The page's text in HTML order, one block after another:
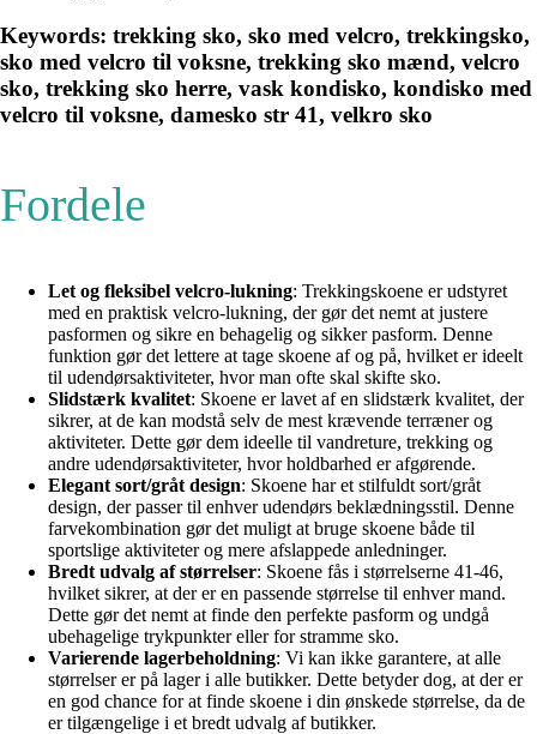
Keywords: trekking sko, sko med velcro, trekkingsko,
sko med velcro til voksne, trekking sko mænd, velcro
sko, trekking sko herre, vask kondisko, kondisko med
velcro til voksne, damesko str 41, velkro sko
Fordele
Let og fleksibel velcro-lukning: Trekkingskoene er udstyret
med en praktisk velcro-lukning, der gør det nemt at justere
pasformen og sikre en behagelig og sikker pasform. Denne
funktion gør det lettere at tage skoene af og på, hvilket er ideelt
til udendørsaktiviteter, hvor man ofte skal skifte sko.
Slidstærk kvalitet: Skoene er lavet af en slidstærk kvalitet, der
sikrer, at de kan modstå selv de mest krævende terræner og
aktiviteter. Dette gør dem ideelle til vandreture, trekking og
andre udendørsaktiviteter, hvor holdbarhed er afgørende.
Elegant sort/gråt design: Skoene har et stilfuldt sort/gråt
design, der passer til enhver udendørs beklædningsstil. Denne
farvekombination gør det muligt at bruge skoene både til
sportslige aktiviteter og mere afslappede anledninger.
Bredt udvalg af størrelser: Skoene fås i størrelserne 41-46,
hvilket sikrer, at der er en passende størrelse til enhver mand.
Dette gør det nemt at finde den perfekte pasform og undgå
ubehagelige trykpunkter eller for stramme sko.
Varierende lagerbeholdning: Vi kan ikke garantere, at alle
størrelser er på lager i alle butikker. Dette betyder dog, at der er
en god chance for at finde skoene i din ønskede størrelse, da de
er tilgængelige i et bredt udvalg af butikker.